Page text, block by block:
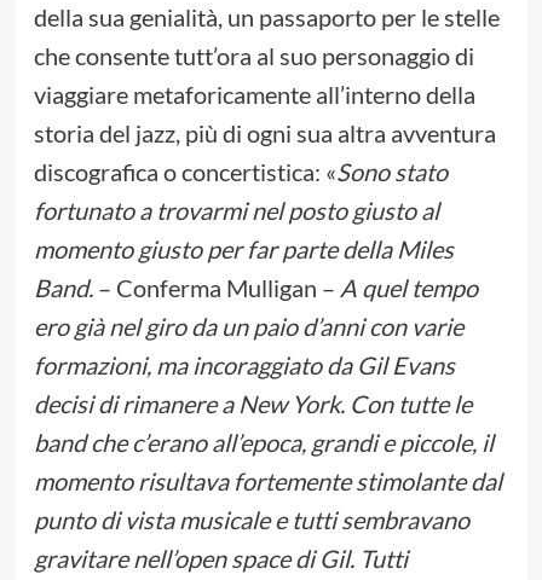
della sua genialità, un passaporto per le stelle
che consente tutt’ora al suo personaggio di
viaggiare metaforicamente all’interno della
storia del jazz, più di ogni sua altra avventura
discografica o concertistica: «Sono stato
fortunato a trovarmi nel posto giusto al
momento giusto per far parte della Miles
Band. – Conferma Mulligan – A quel tempo
ero già nel giro da un paio d’anni con varie
formazioni, ma incoraggiato da Gil Evans
decisi di rimanere a New York. Con tutte le
band che c’erano all’epoca, grandi e piccole, il
momento risultava fortemente stimolante dal
punto di vista musicale e tutti sembravano
gravitare nell’open space di Gil. Tutti